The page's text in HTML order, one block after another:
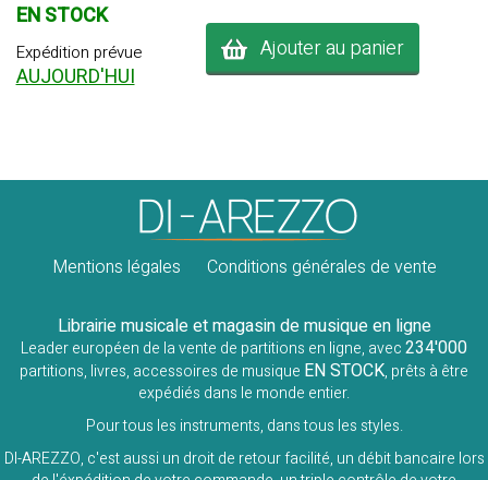
EN STOCK
Expédition prévue
AUJOURD'HUI
Ajouter au panier
Mentions légales Conditions générales de vente
Librairie musicale et magasin de musique en ligne
Leader européen de la vente de partitions en ligne, avec234'000
partitions, livres, accessoires de musique EN STOCK, prêts à être
expédiés dans le monde entier.
Pour tous les instruments, dans tous les styles.
DI-AREZZO, c'est aussi un droit de retour facilité, un débit bancaire lors